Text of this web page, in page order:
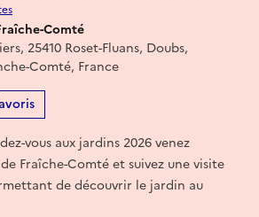
Comté
25410 Roset-Fluans, Doubs,
Comté, France
vous aux jardins 2026 venez
Fraîche-Comté et suivez une visite
de découvrir le jardin au